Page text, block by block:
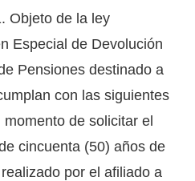
Objeto de la ley
Especial de Devolución
Pensiones destinado a
con las siguientes
de solicitar el
cincuenta (50) años de
por el afiliado a